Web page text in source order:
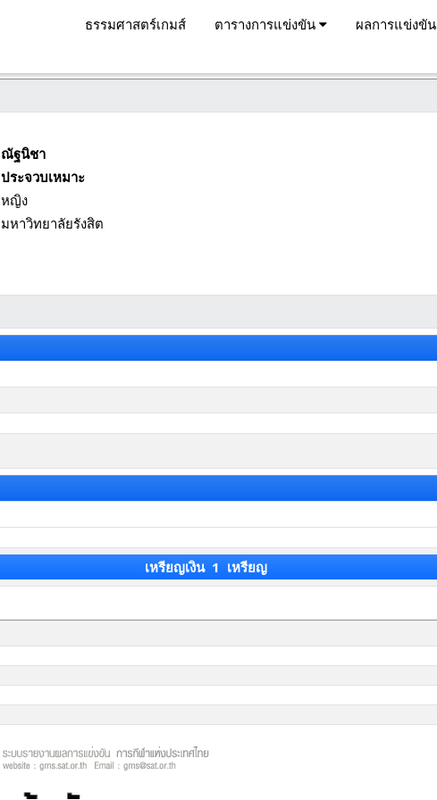
ธรรมศาสตร์เกมส์ ตารางการแข่งขัน ผลการแข่งขัน
ณัฐนิชา
ประจวบเหมาะ
หญิง
มหาวิทยาลัยรังสิต
เหรียญเงิน 1 เหรียญ